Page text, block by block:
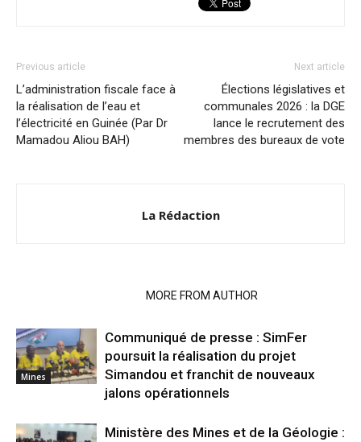
Previous article
L’administration fiscale face à
la réalisation de l’eau et
l’électricité en Guinée (Par Dr
Mamadou Aliou BAH)
Next article
Élections législatives et
communales 2026 : la DGE
lance le recrutement des
membres des bureaux de vote
La Rédaction
MORE FROM AUTHOR
Mines
Communiqué de presse : SimFer
poursuit la réalisation du projet
Simandou et franchit de nouveaux
jalons opérationnels
Ministère des Mines et de la Géologie :